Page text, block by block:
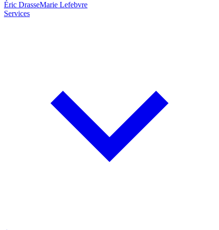
Éric DrasseMarie Lefebvre
Services